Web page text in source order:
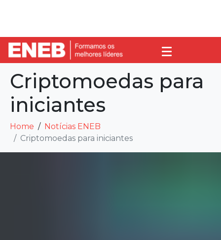
Criptomoedas para
iniciantes
Home
Notícias ENEB
Criptomoedas para iniciantes